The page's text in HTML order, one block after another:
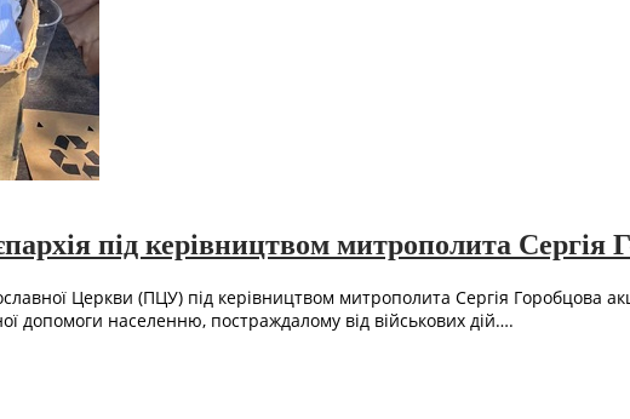
під керівництвом митрополита Сергія
Церкви (ПЦУ) під керівництвом митрополита Сергія Горобцова
допомоги населенню, постраждалому від військових дій….